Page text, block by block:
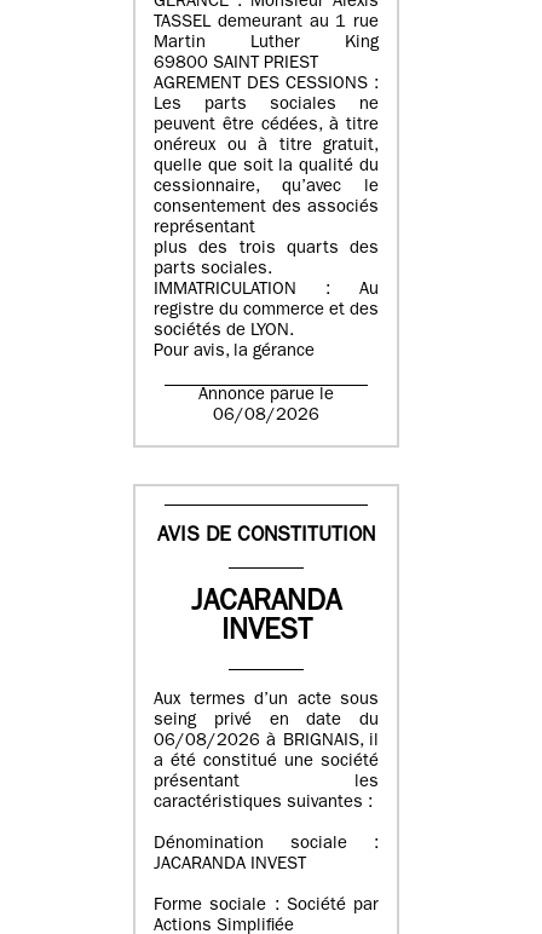
TASSEL demeurant au 1 rue
Martin Luther King
69800 SAINT PRIEST
AGREMENT DES CESSIONS :
Les parts sociales ne
peuvent être cédées, à titre
onéreux ou à titre gratuit,
quelle que soit la qualité du
cessionnaire, qu’avec le
consentement des associés
représentant
plus des trois quarts des
parts sociales.
IMMATRICULATION : Au
registre du commerce et des
sociétés de LYON.
Pour avis, la gérance
Annonce parue le
06/08/2026
AVIS DE CONSTITUTION
JACARANDA
INVEST
Aux termes d’un acte sous
seing privé en date du
06/08/2026 à BRIGNAIS, il
a été constitué une société
présentant les
caractéristiques suivantes :
Dénomination sociale :
JACARANDA INVEST
Forme sociale : Société par
Actions Simplifiée